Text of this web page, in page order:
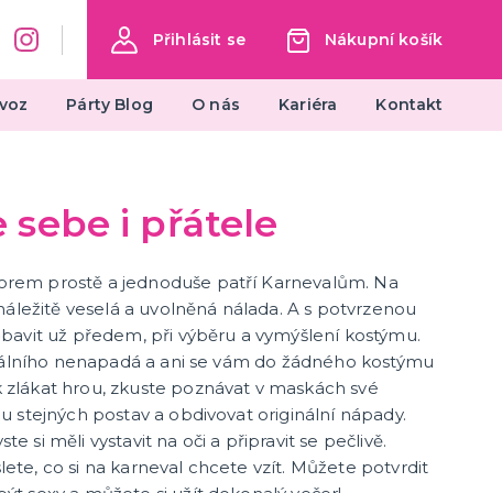
Přihlásit se Nákupní košík
Párty Blog O nás Kariéra Kontakt
Andělé a čerti
Doktoři a sestřičky
Hippie kostýmy
Pirátské a námořnické kostýmy
Sexy kostýmy
Čarodějnické kostýmy
Prohibice
Vánoční kostýmy
Jeptišky a kněží
Uniformy
Upíří kostýmy
Zombie a strašidelné kostýmy
Kostýmy z divokého západu
Klaunské kostýmy
Disco, retro, rap, rockové kostýmy
Historické kostýmy
St. Patrick`s Day
Oktoberfest, Beerfest
Pohádkové a filmové kostýmy
Vtipné kostýmy
Maskoti a zvířecí kostýmy
Sansation white
Pink party
Poslední zvonění
další kategorie
Paruky, příčesky, vousy
Dámské - profesionální kvalita
Afro paruky
sebe i přátele
prostě a jednoduše patří Karnevalům. Na
veselá a uvolněná nálada. A s potvrzenou
už předem, při výběru a vymýšlení kostýmu.
nenapadá a ani se vám do žádného kostýmu
hrou, zkuste poznávat v maskách své
stejných postav a obdivovat originální nápady.
si měli vystavit na oči a připravit se pečlivě.
co si na karneval chcete vzít. Můžete potvrdit